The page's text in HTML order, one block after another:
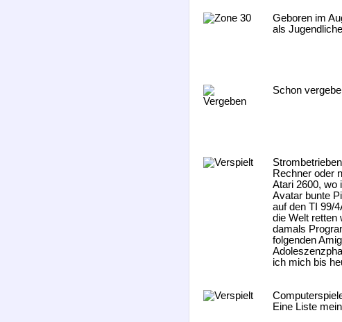
Geboren im
als
Schon
Rechner oder
Atari 2600, wo
Avatar bunte
auf den TI 99/
die Welt retten
damals
folgenden
ich mich bis
Eine Liste